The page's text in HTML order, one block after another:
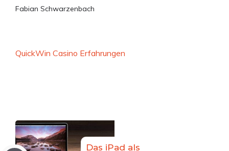
Fabian Schwarzenbach
QuickWin Casino Erfahrungen
Das iPad als